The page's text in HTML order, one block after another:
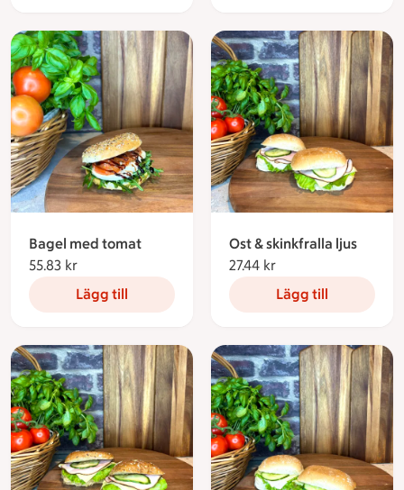
Bagel med tomat
55.83 kr
Lägg till
Ost & skinkfralla ljus
27.44 kr
Lägg till